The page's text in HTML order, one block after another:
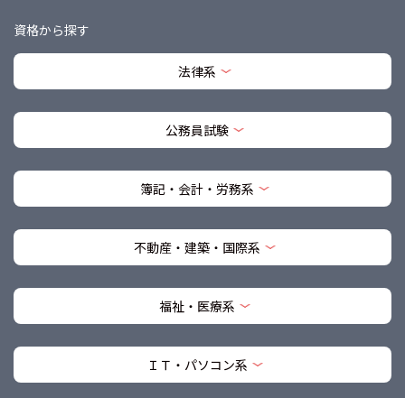
資格から探す
法律系
公務員試験
簿記・会計・労務系
不動産・建築・国際系
福祉・医療系
ＩＴ・パソコン系